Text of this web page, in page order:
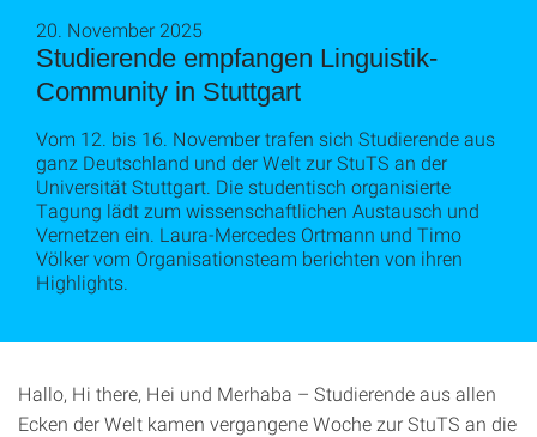
Studierende empfangen Linguistik-
Community in Stuttgart
20. November 2025
Vom 12. bis 16. November trafen sich Studierende aus
ganz Deutschland und der Welt zur StuTS an der
Universität Stuttgart. Die studentisch organisierte
Tagung lädt zum wissenschaftlichen Austausch und
Vernetzen ein. Laura-Mercedes Ortmann und Timo
Völker vom Organisationsteam berichten von ihren
Highlights.
Hallo, Hi there, Hei und Merhaba – Studierende aus allen
Ecken der Welt kamen vergangene Woche zur StuTS an die